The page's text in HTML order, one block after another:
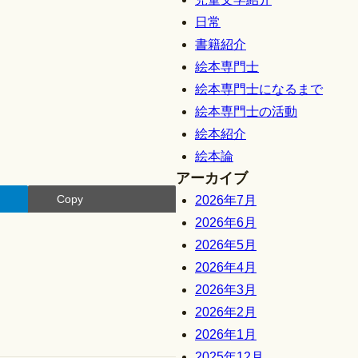
Copy
日常
書籍紹介
絵本専門士
絵本専門士になるまで
絵本専門士の活動
絵本紹介
絵本論
アーカイブ
2026年7月
2026年6月
2026年5月
2026年4月
2026年3月
2026年2月
2026年1月